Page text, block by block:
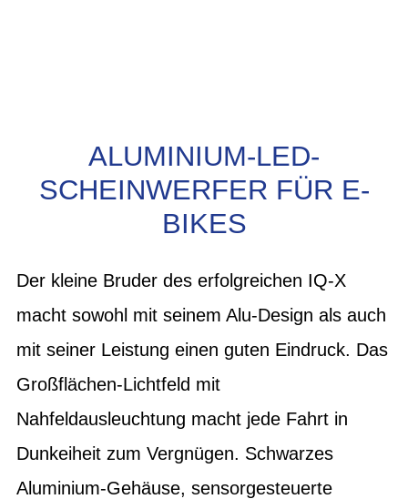
ALUMINIUM-LED-
SCHEINWERFER FÜR E-
BIKES
Der kleine Bruder des erfolgreichen IQ-X
macht sowohl mit seinem Alu-Design als auch
mit seiner Leistung einen guten Eindruck. Das
Großflächen-Lichtfeld mit
Nahfeldausleuchtung macht jede Fahrt in
Dunkeiheit zum Vergnügen. Schwarzes
Aluminium-Gehäuse, sensorgesteuerte